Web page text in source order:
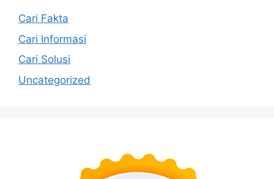
Cari Fakta
Cari Informasi
Cari Solusi
Uncategorized